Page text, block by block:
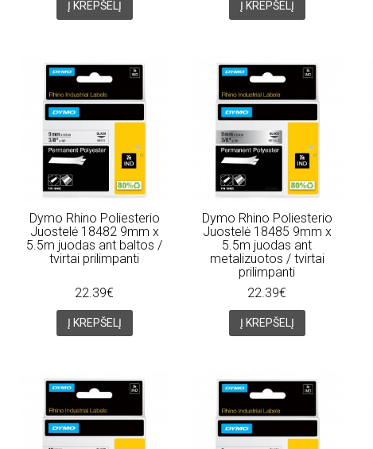
Į KREPŠELĮ Į KREPŠELĮ
Dymo Rhino Poliesterio
Juostelė 18482 9mm x
5.5m juodas ant baltos /
tvirtai prilimpanti
22.39€
Į KREPŠELĮ
Dymo Rhino Poliesterio
Juostelė 18485 9mm x
5.5m juodas ant
metalizuotos / tvirtai
prilimpanti
22.39€
Į KREPŠELĮ